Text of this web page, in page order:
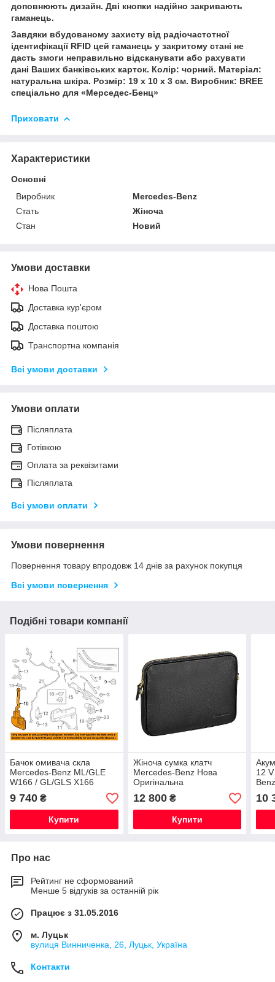
доповнюють дизайн. Дві кнопки надійно закривають
гаманець.
Завдяки вбудованому захисту від радіочастотної
ідентифікації RFID цей гаманець у закритому стані не
дасть змоги неправильно відсканувати або рахувати
дані Ваших банківських карток. Колір: чорний. Матеріал:
натуральна шкіра. Розмір: 19 x 10 x 3 см. Виробник: BREE
спеціально для «Мерседес-Бенц»
Приховати
Характеристики
Основні
Виробник
Mercedes-Benz
Стать
Жіноча
Стан
Новий
Умови доставки
Нова Пошта
Доставка кур'єром
Доставка поштою
Транспортна компанія
Всі умови доставки
Умови оплати
Післяплата
Готівкою
Оплата за реквізитами
Післяплата
Всі умови оплати
Умови повернення
Повернення товару впродовж 14 днів за рахунок покупця
Всі умови повернення
Подібні товари компанії
Бачок омивача скла
Mercedes-Benz ML/GLE
W166 / GL/GLS X166
Новий Оригінальний
9 740 ₴
Купити
Жіноча сумка клатч
Mercedes-Benz Нова
Оригінальна
12 800₴
Купити
12
10
Про нас
Рейтинг не сформований
Менше 5 відгуків за останній рік
Працює з 31.05.2016
м. Луцьк
вулиця Винниченка, 26, Луцьк, Україна
Контакти